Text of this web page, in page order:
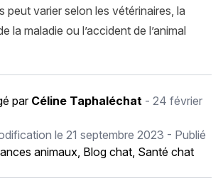
peut varier selon les vétérinaires, la
la maladie ou l’accident de l’animal
parCéline Taphaléchat- 24 février
le 21 septembre 2023 - Publié
animaux, Blog chat, Santé chat